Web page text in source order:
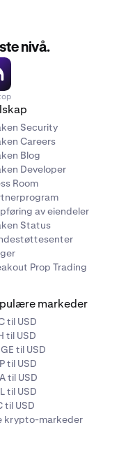
nivå.
Security
Careers
Blog
Developer
Room
av eiendeler
Status
Prop Trading
markeder
til USD
til USD
til USD
til USD
til USD
til USD
til USD
krypto-markeder